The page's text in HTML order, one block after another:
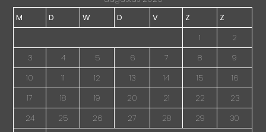
M
D W D V Z
Z
1
2
3
4 5 6 7 8
9
10
11 12 13 14 15
16
17
18 19 20 21 22
23
24
25 26 27 28 29
30